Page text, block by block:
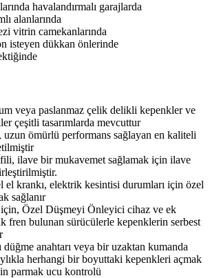
havalandırmalı garajlarda
alanlarında
vitrin camekanlarında
isteyen dükkan önlerinde
veya paslanmaz çelik delikli kepenkler ve
çeşitli tasarımlarda mevcuttur
ömürlü performans sağlayan en kaliteli
ilave bir mukavemet sağlamak için ilave
el krankı, elektrik kesintisi durumları için özel
sağlanır
Özel Düşmeyi Önleyici cihaz ve ek
fren bulunan sürücülerle kepenklerin serbest
düğme anahtarı veya bir uzaktan kumanda
herhangi bir boyuttaki kepenkleri açmak
parmak ucu kontrolü